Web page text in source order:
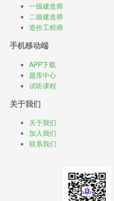
一级建造师
二级建造师
造价工程师
手机移动端
APP下载
题库中心
试听课程
关于我们
关于我们
加入我们
联系我们